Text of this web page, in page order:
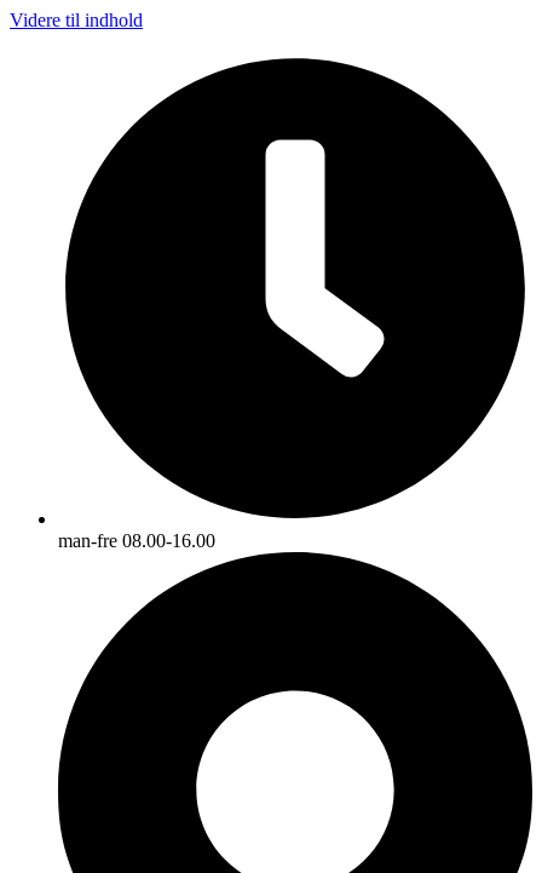
Videre til indhold
man-fre 08.00-16.00